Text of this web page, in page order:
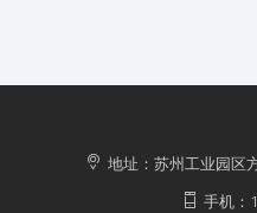
地址：苏州工业园区
手机：